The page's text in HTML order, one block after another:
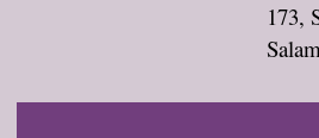
173,